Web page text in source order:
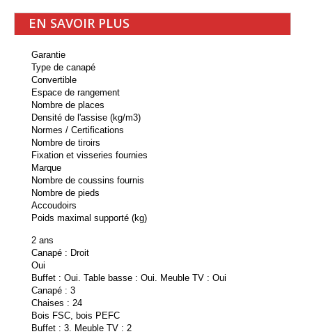
EN SAVOIR PLUS
Garantie
Type de canapé
Convertible
Espace de rangement
Nombre de places
Densité de l'assise (kg/m3)
Normes / Certifications
Nombre de tiroirs
Fixation et visseries fournies
Marque
Nombre de coussins fournis
Nombre de pieds
Accoudoirs
Poids maximal supporté (kg)
2 ans
Canapé : Droit
Oui
Buffet : Oui. Table basse : Oui. Meuble TV : Oui
Canapé : 3
Chaises : 24
Bois FSC, bois PEFC
Buffet : 3. Meuble TV : 2